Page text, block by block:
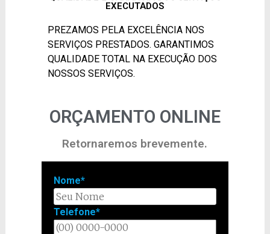
EXECUTADOS
PREZAMOS PELA EXCELÊNCIA NOS
SERVIÇOS PRESTADOS. GARANTIMOS
QUALIDADE TOTAL NA EXECUÇÃO DOS
NOSSOS SERVIÇOS.
ORÇAMENTO ONLINE
Retornaremos brevemente.
Nome*
Telefone*